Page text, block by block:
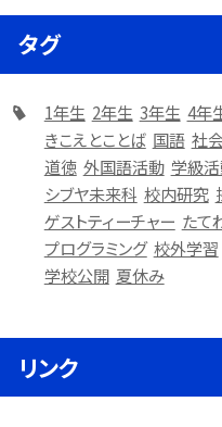
タグ
1年生 2年生 3年生 4年
きこえとことば 国語 社
道徳 外国語活動 学級
シブヤ未来科 校内研究
ゲストティーチャー たて
プログラミング 校外学習
学校公開 夏休み
リンク